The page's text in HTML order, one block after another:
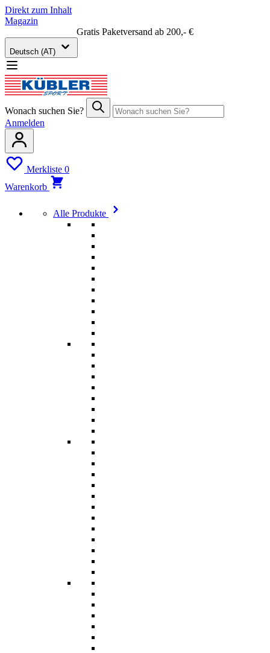
Direkt zum Inhalt
Magazin
Gratis Paketversand ab 200,- €
Deutsch (AT)
Wonach suchen Sie?
Anmelden
Merkliste 0
Warenkorb
Alle Produkte